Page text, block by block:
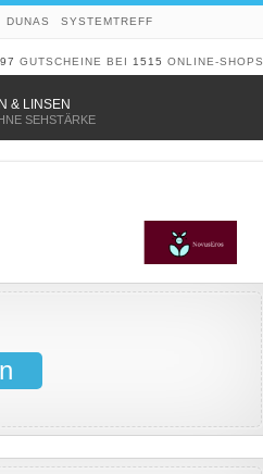
DUNAS SYSTEMTREFF
GUTSCHEINE BEI 1515 ONLINE-SHOPS
& LINSEN
SEHSTÄRKE